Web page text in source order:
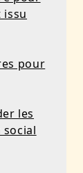
pour
les